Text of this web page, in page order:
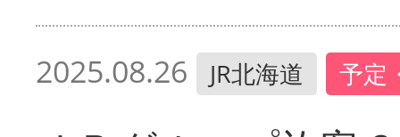
2025.08.26 JR北海道 予定